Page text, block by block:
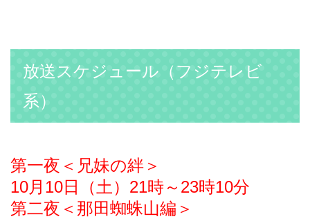
放送スケジュール（フジテレビ
系）
第一夜＜兄妹の絆＞
10月10日（土）21時～23時10分
第二夜＜那田蜘蛛山編＞